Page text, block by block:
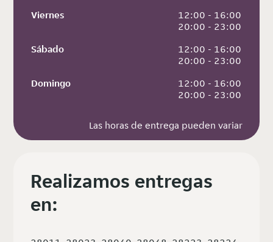
Viernes
12:00 - 16:00
20:00 - 23:00
Sábado
12:00 - 16:00
20:00 - 23:00
Domingo
12:00 - 16:00
20:00 - 23:00
Las horas de entrega pueden variar
Realizamos entregas
en: